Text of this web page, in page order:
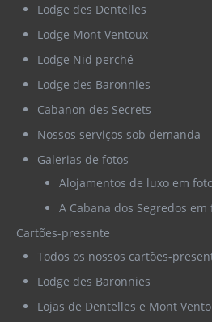
Lodge des Dentelles
Lodge Mont Ventoux
Lodge Nid perché
Lodge des Baronnies
Cabanon des Secrets
Nossos serviços sob demanda
Galerias de fotos
Alojamentos de luxo em
A Cabana dos Segredos em
Cartões-presente
Todos os nossos cartões-
Lodge des Baronnies
Lojas de Dentelles e Mont